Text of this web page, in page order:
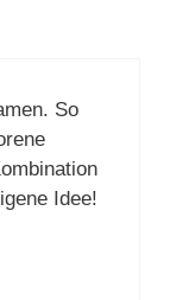
So
Idee!